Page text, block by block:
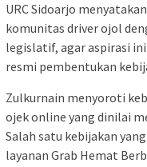
URC Sidoarjo
komunitas driver ojol
legislatif, agar aspirasi
resmi pembentukan
Zulkurnain menyoroti
ojek online yang dinilai
Salah satu kebijakan
layanan Grab Hemat